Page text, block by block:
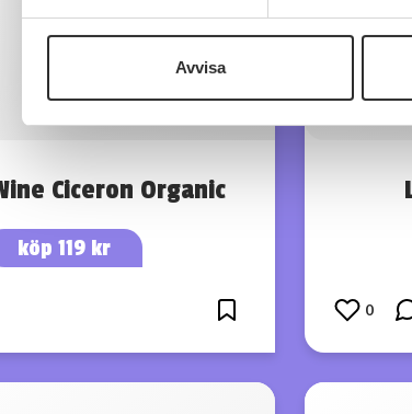
eller äldre. Genom att besöka webbplatsen
Avvisa
Ciceron Organic
köp 119 kr
0